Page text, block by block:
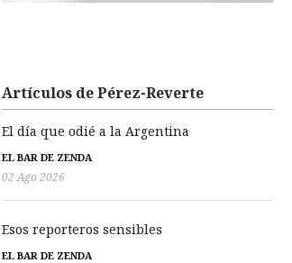
Artículos de Pérez-Reverte
El día que odié a la Argentina
EL BAR DE ZENDA
02 Ago 2026
Esos reporteros sensibles
EL BAR DE ZENDA